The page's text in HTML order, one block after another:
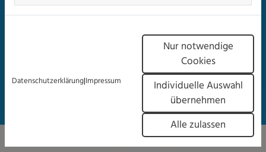
Verbindungsweg zwischen Ringstraße und Leipziger Straße
Datenschutzerklärung|Impressum
Nur notwendige
Cookies
Individuelle Auswahl
übernehmen
Alle zulassen